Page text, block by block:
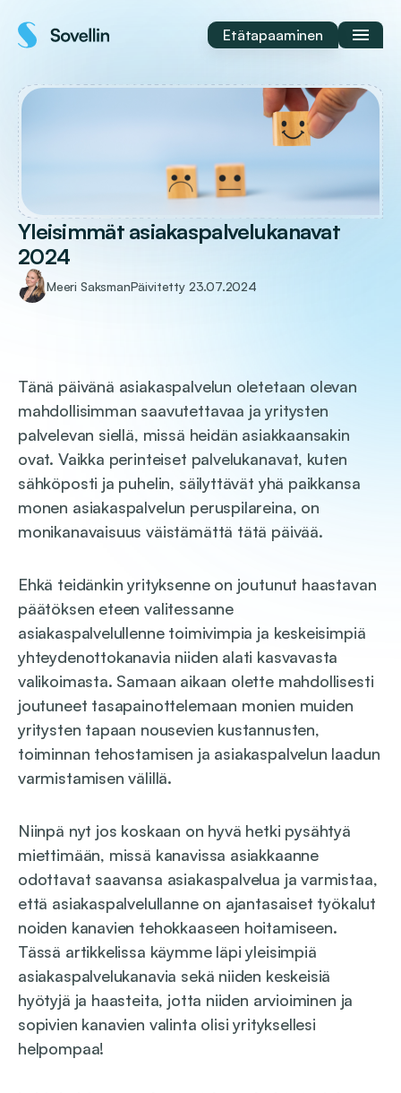
sisältöön
Etätapaaminen
Yleisimmät asiakaspalvelukanavat
2024
Meeri SaksmanPäivitetty 23.07.2024
Tänä päivänä asiakaspalvelun oletetaan olevan
mahdollisimman saavutettavaa ja yritysten
palvelevan siellä, missä heidän asiakkaansakin
ovat. Vaikka perinteiset palvelukanavat, kuten
sähköposti ja puhelin, säilyttävät yhä paikkansa
monen asiakaspalvelun peruspilareina, on
monikanavaisuus väistämättä tätä päivää.
Ehkä teidänkin yrityksenne on joutunut haastavan
päätöksen eteen valitessanne
asiakaspalvelullenne toimivimpia ja keskeisimpiä
yhteydenottokanavia niiden alati kasvavasta
valikoimasta. Samaan aikaan olette mahdollisesti
joutuneet tasapainottelemaan monien muiden
yritysten tapaan nousevien kustannusten,
toiminnan tehostamisen ja asiakaspalvelun laadun
varmistamisen välillä.
Niinpä nyt jos koskaan on hyvä hetki pysähtyä
miettimään, missä kanavissa asiakkaanne
odottavat saavansa asiakaspalvelua ja varmistaa,
että asiakaspalvelullanne on ajantasaiset työkalut
noiden kanavien tehokkaaseen hoitamiseen.
Tässä artikkelissa käymme läpi yleisimpiä
asiakaspalvelukanavia sekä niiden keskeisiä
hyötyjä ja haasteita, jotta niiden arvioiminen ja
sopivien kanavien valinta olisi yrityksellesi
helpompaa!